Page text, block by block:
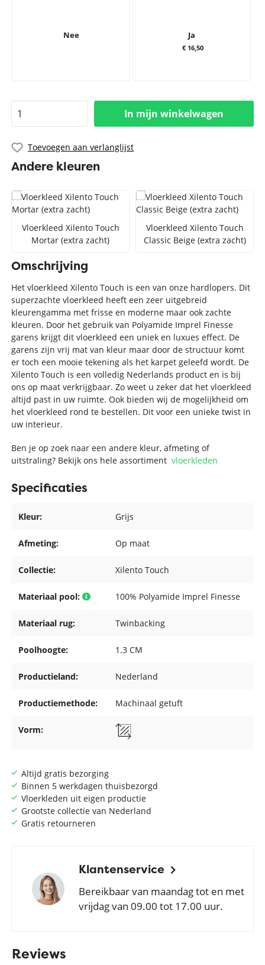
Nee Ja
€ 16,50
In mijn winkelwagen
Toevoegen aan verlanglijst
Andere kleuren
Vloerkleed Xilento Touch
Mortar (extra zacht)
Vloerkleed Xilento Touch
Classic Beige (extra zacht)
Altijd gratis bezorging
Binnen 5 werkdagen thuisbezorgd
Vloerkleden uit eigen productie
Grootste collectie van Nederland
Gratis retourneren
Klantenservice
Bereikbaar van maandag tot en met
vrijdag van 09.00 tot 17.00 uur.
Omschrijving
Het vloerkleed Xilento Touch is een van onze hardlopers. Dit
superzachte vloerkleed heeft een zeer uitgebreid
kleurengamma met frisse en moderne maar ook zachte
kleuren. Door het gebruik van Polyamide Imprel Finesse
garens krijgt dit vloerkleed een uniek en luxues effect. De
garens zijn vrij mat van kleur maar door de structuur komt
er toch een mooie tekening als het karpet geleefd wordt. De
Xilento Touch is een volledig Nederlands product en is bij
ons op maat verkrijgbaar. Zo weet u zeker dat het vloerkleed
altijd past in uw ruimte. Ook bieden wij de mogelijkheid om
het vloerkleed rond te bestellen. Dit voor een unieke twist in
uw interieur.
Ben je op zoek naar een andere kleur, afmeting of
uitstraling? Bekijk ons hele assortimentvloerkleden
Specificaties
Kleur: Grijs
Afmeting: Op maat
Collectie: Xilento Touch
Materiaal pool: 100% Polyamide Imprel Finesse
Materiaal rug: Twinbacking
Poolhoogte: 1.3 CM
Productieland: Nederland
Productiemethode: Machinaal getuft
Vorm:
Reviews